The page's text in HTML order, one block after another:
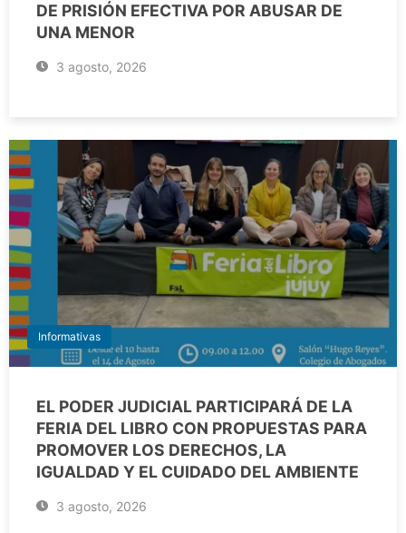
DE PRISIÓN EFECTIVA POR ABUSAR DE
UNA MENOR
3 agosto, 2026
Informativas
EL PODER JUDICIAL PARTICIPARÁ DE LA
FERIA DEL LIBRO CON PROPUESTAS PARA
PROMOVER LOS DERECHOS, LA
IGUALDAD Y EL CUIDADO DEL AMBIENTE
3 agosto, 2026